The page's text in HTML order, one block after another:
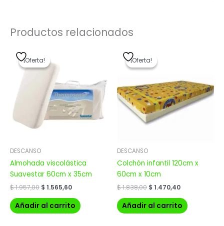
Productos relacionados
¡Oferta!
¡Oferta!
DESCANSO
Almohada viscolástica
Suavestar 60cm x 35cm
$1.957,00
precio
original
era:
$ 1.957,00.
$ 1.565,60
$ 1.565,60.
Añadir al carrito
¡Oferta!
¡Oferta!
DESCANSO
Colchón infantil 120cm x
60cm x 10cm
$1.838,00
precio
original
era:
$ 1.838,00.
$ 1.470,40
$ 1.470,40.
Añadir al carrito